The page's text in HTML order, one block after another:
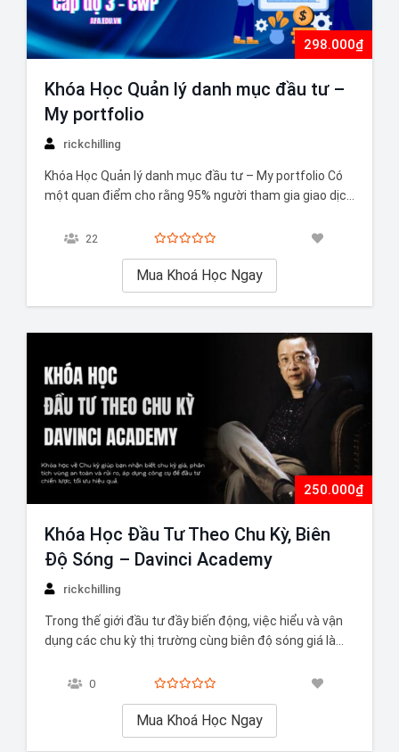
298.000₫
Khóa Học Quản lý danh mục đầu tư –
My portfolio
rickchilling
Khóa Học Quản lý danh mục đầu tư – My portfolio Có
một quan điểm cho rằng 95% người tham gia giao dịch
đây là nhận định dựa trên các số liệu thống kê, nhưng
22
Mua Khoá Học Ngay
250.000₫
Khóa Học Đầu Tư Theo Chu Kỳ, Biên
Độ Sóng – Davinci Academy
rickchilling
Trong thế giới đầu tư đầy biến động, việc hiểu và vận
dụng các chu kỳ thị trường cùng biên độ sóng giá là
ro và tối ưu hóa lợi nhuận. Khóa học “Đầu Tư Theo Chu
0
Mua Khoá Học Ngay